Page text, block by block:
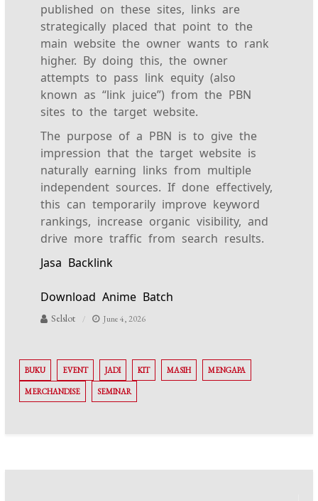
published on these sites, links are
strategically placed that point to the
main website the owner wants to rank
higher. By doing this, the owner
attempts to pass link equity (also
known as “link juice”) from the PBN
sites to the target website.
The purpose of a PBN is to give the
impression that the target website is
naturally earning links from multiple
independent sources. If done effectively,
this can temporarily improve keyword
rankings, increase organic visibility, and
drive more traffic from search results.
Jasa Backlink
Download Anime Batch
Selslot June 4, 2026
BUKU EVENT JADI KIT MASIH MENGAPA
MERCHANDISE SEMINAR